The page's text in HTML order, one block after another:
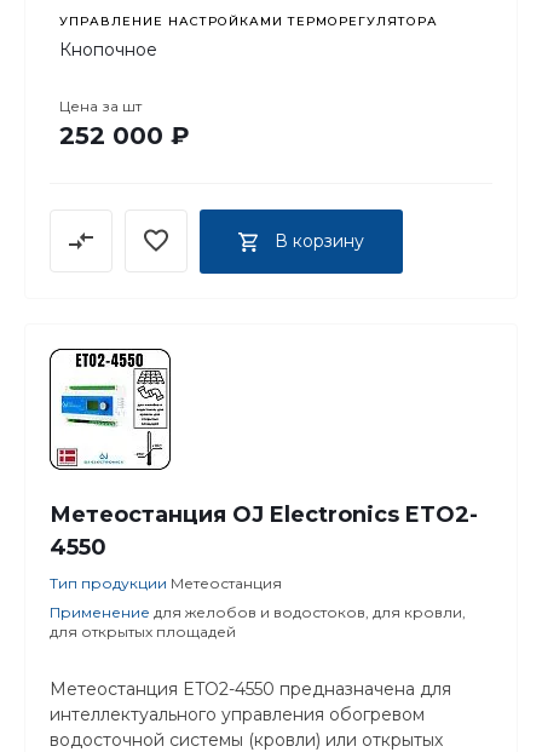
УПРАВЛЕНИЕ НАСТРОЙКАМИ ТЕРМОРЕГУЛЯТОРА
Кнопочное
Цена за шт
252 000 ₽
В корзину
Метеостанция OJ Electronics ETO2-
4550
Тип продукции Метеостанция
Применение для желобов и водостоков, для кровли,
для открытых площадей
Метеостанция ETO2-4550 предназначена для
интеллектуального управления обогревом
водосточной системы (кровли) или открытых